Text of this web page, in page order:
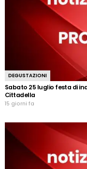
DEGUSTAZIONI
Sabato 25 luglio festa di
Cittadella
15 giorni fa